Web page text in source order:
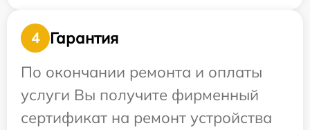
4
Гарантия
По окончании ремонта и оплаты
услуги Вы получите фирменный
сертификат на ремонт устройства